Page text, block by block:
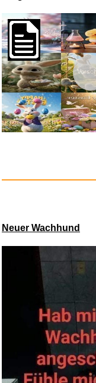
Nur Die
Neuer Wachhund